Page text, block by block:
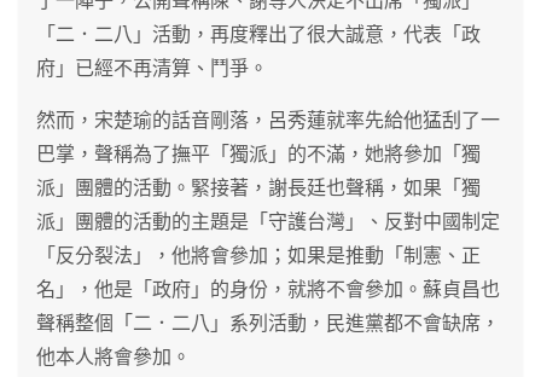
「二．二八」活動，再度釋出了很大誠意，代表「政
府」已經不再清算、鬥爭。
然而，宋楚瑜的話音剛落，呂秀蓮就率先給他猛刮了一
巴掌，聲稱為了撫平「獨派」的不滿，她將參加「獨
派」團體的活動。緊接著，謝長廷也聲稱，如果「獨
派」團體的活動的主題是「守護台灣」、反對中國制定
「反分裂法」，他將會參加；如果是推動「制憲、正
名」，他是「政府」的身份，就將不會參加。蘇貞昌也
聲稱整個「二．二八」系列活動，民進黨都不會缺席，
他本人將會參加。